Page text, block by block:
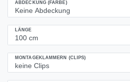
ABDECKUNG (FARBE)
LÄNGE
MONTAGEKLAMMERN (CLIPS)